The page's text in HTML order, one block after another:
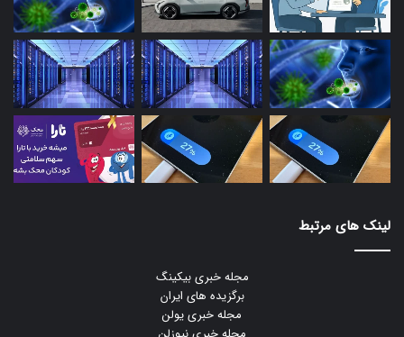
لینک های مرتبط
مجله خبری بیکینگ
برگزیده های ایران
مجله خبری یولن